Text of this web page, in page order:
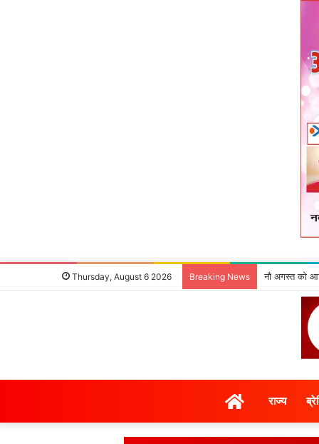
Thursday, August 6 2026 Breaking News देवघर के लिए 70
होम राज्‍य